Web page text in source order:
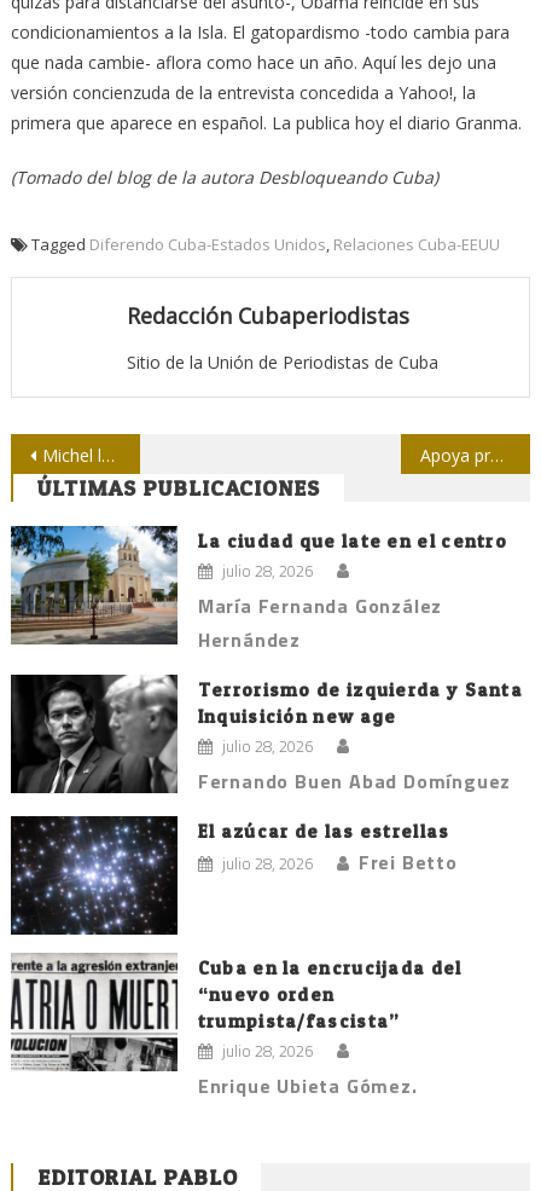
condicionamientos a la Isla. El gatopardismo -todo cambia para
que nada cambie- aflora como hace un año. Aquí les dejo una
versión concienzuda de la entrevista concedida a Yahoo!, la
primera que aparece en español. La publica hoy el diario Granma.
(Tomado del blog de la autora Desbloqueando Cuba)
Tagged Diferendo Cuba-Estados Unidos, Relaciones Cuba-EEUU
Redacción Cubaperiodistas
Sitio de la Unión de Periodistas de Cuba
Navegación
de
entradas
Michel la puso en Corea Apoya presidente chino desarrollo de Internet en beneficio de todos
ÚLTIMAS PUBLICACIONES
La ciudad que late en el centro
julio 28, 2026
María Fernanda González
Hernández
Terrorismo de izquierda y Santa
Inquisición new age
julio 28, 2026
Fernando Buen Abad Domínguez
El azúcar de las estrellas
julio 28, 2026 Frei Betto
Cuba en la encrucijada del
“nuevo orden
trumpista/fascista”
julio 28, 2026
Enrique Ubieta Gómez.
EDITORIAL PABLO